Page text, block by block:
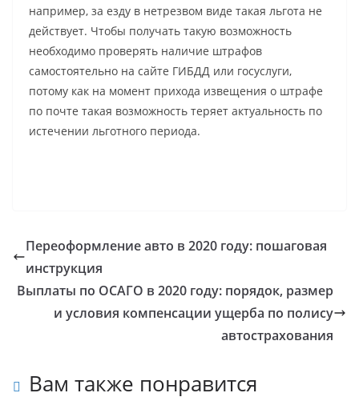
например, за езду в нетрезвом виде такая льгота не
действует. Чтобы получать такую возможность
необходимо проверять наличие штрафов
самостоятельно на сайте ГИБДД или госуслуги,
потому как на момент прихода извещения о штрафе
по почте такая возможность теряет актуальность по
истечении льготного периода.
Переоформление авто в 2020 году: пошаговая
инструкция
Выплаты по ОСАГО в 2020 году: порядок, размер
и условия компенсации ущерба по полису
автострахования
Вам также понравится